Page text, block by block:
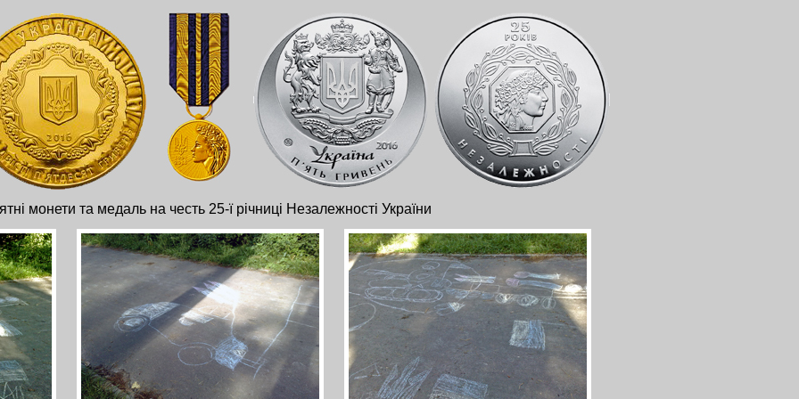
монети та медаль на честь 25-ї річниці Незалежності України